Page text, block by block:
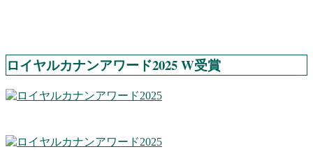
ロイヤルカナンアワード2025 W受賞